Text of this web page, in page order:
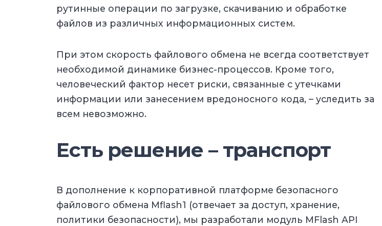
рутинные операции по загрузке, скачиванию и обработке
файлов из различных информационных систем.
При этом скорость файлового обмена не всегда соответствует
необходимой динамике бизнес-процессов. Кроме того,
человеческий фактор несет риски, связанные с утечками
информации или занесением вредоносного кода, – уследить за
всем невозможно.
Есть решение – транспорт
В дополнение к корпоративной платформе безопасного
файлового обмена Mflash1 (отвечает за доступ, хранение,
политики безопасности), мы разработали модуль MFlash API